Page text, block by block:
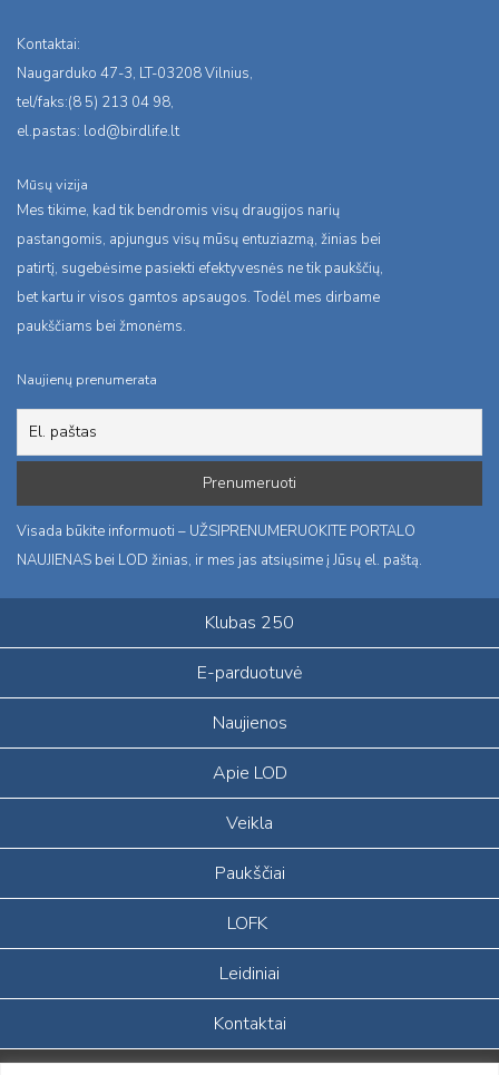
Kontaktai:
Naugarduko 47-3, LT-03208 Vilnius,
tel/faks:(8 5) 213 04 98,
el.pastas: lod@birdlife.lt
Mūsų vizija
Mes tikime, kad tik bendromis visų draugijos narių
pastangomis, apjungus visų mūsų entuziazmą, žinias bei
patirtį, sugebėsime pasiekti efektyvesnės ne tik paukščių,
bet kartu ir visos gamtos apsaugos. Todėl mes dirbame
paukščiams bei žmonėms.
Naujienų prenumerata
Visada būkite informuoti – UŽSIPRENUMERUOKITE PORTALO
NAUJIENAS bei LOD žinias, ir mes jas atsiųsime į Jūsų el. paštą.
Klubas 250
E-parduotuvė
Naujienos
Apie LOD
Veikla
Paukščiai
LOFK
Leidiniai
Kontaktai